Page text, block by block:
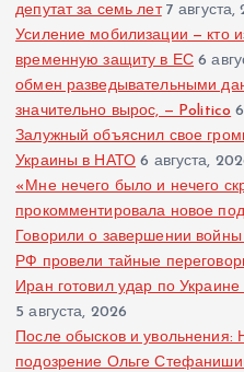
депутат за семь лет 7 августа,
Усиление мобилизации — кто
временную защиту в ЕС 6
обмен разведывательными
значительно вырос, — Politico
Залужный объяснил свое
Украины в НАТО 6 августа,
«Мне нечего было и нечего
прокомментировала новое
Говорили о завершении
РФ провели тайные
Иран готовил удар по
5 августа, 2026
После обысков и
подозрение Ольге